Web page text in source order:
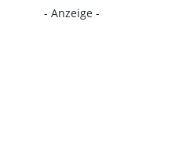
- Anzeige -